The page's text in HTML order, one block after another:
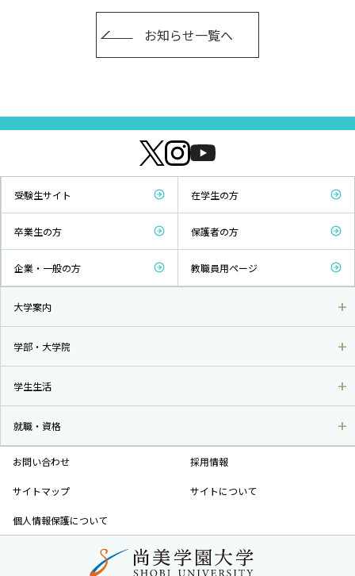
お知らせ一覧へ
受験生サイト 在学生の方
卒業生の方 保護者の方
企業・一般の方 教職員用ページ
大学案内
学部・大学院
学生生活
就職・資格
お問い合わせ 採用情報
サイトマップ サイトについて
個人情報保護について